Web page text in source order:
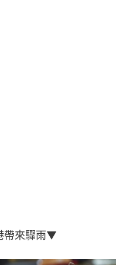
帶來驟雨▼